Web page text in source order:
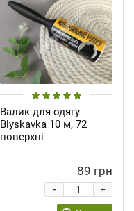
Валик для одягу
Blyskavka 10 м, 72
поверхні
89 грн
+
-